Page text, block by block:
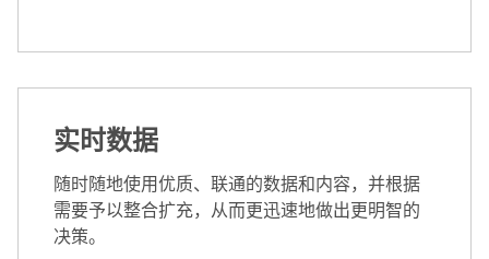
实时数据
随时随地使用优质、联通的数据和内容，并根据
需要予以整合扩充，从而更迅速地做出更明智的
决策。